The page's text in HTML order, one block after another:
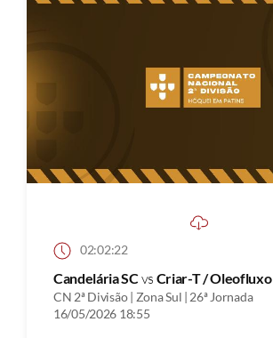
02:02:22
Candelária SCvs Criar-T / Oleofluxo
CN 2ª Divisão | Zona Sul | 26ª Jornada
16/05/2026 18:55